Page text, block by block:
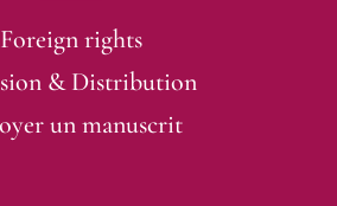
Foreign rights
& Distribution
un manuscrit